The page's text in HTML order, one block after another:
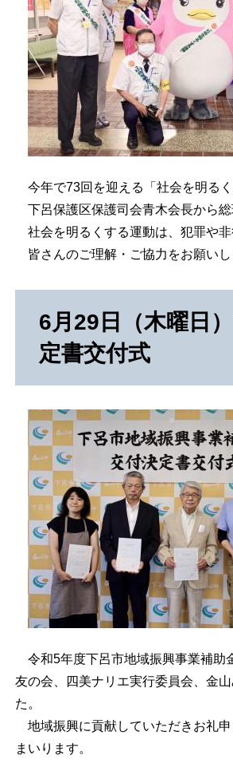
今年で73回を迎える「社会を明る
下呂保護区保護司会青木会長から総
社会を明るくする運動は、犯罪や非
皆さんのご理解・ご協力をお願いし
6月29日（木曜日
定書交付式
令和5年度下呂市地域振興事業補助
友の会、四美ナリエ実行委員会、金
た。
地域振興に貢献していただきお礼
まいります。